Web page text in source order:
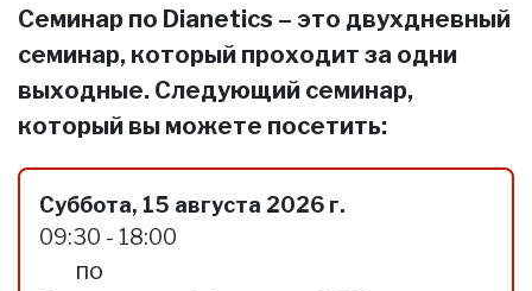
Семинар по Dianetics – это двухдневный
семинар, который проходит за одни
выходные. Следующий семинар,
который вы можете посетить:
Суббота, 15 августа 2026 г.
09:30 - 18:00
по